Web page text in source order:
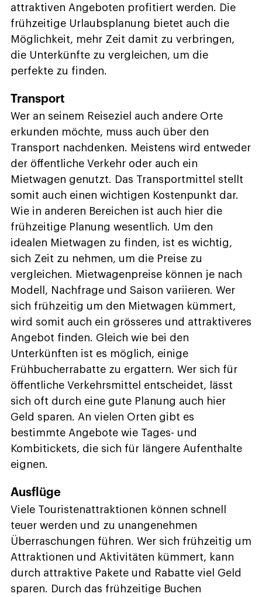
attraktiven Angeboten profitiert werden. Die
frühzeitige Urlaubsplanung bietet auch die
Möglichkeit, mehr Zeit damit zu verbringen,
die Unterkünfte zu vergleichen, um die
perfekte zu finden.
Transport
Wer an seinem Reiseziel auch andere Orte
erkunden möchte, muss auch über den
Transport nachdenken. Meistens wird entweder
der öffentliche Verkehr oder auch ein
Mietwagen genutzt. Das Transportmittel stellt
somit auch einen wichtigen Kostenpunkt dar.
Wie in anderen Bereichen ist auch hier die
frühzeitige Planung wesentlich. Um den
idealen Mietwagen zu finden, ist es wichtig,
sich Zeit zu nehmen, um die Preise zu
vergleichen. Mietwagenpreise können je nach
Modell, Nachfrage und Saison variieren. Wer
sich frühzeitig um den Mietwagen kümmert,
wird somit auch ein grösseres und attraktiveres
Angebot finden. Gleich wie bei den
Unterkünften ist es möglich, einige
Frühbucherrabatte zu ergattern. Wer sich für
öffentliche Verkehrsmittel entscheidet, lässt
sich oft durch eine gute Planung auch hier
Geld sparen. An vielen Orten gibt es
bestimmte Angebote wie Tages- und
Kombitickets, die sich für längere Aufenthalte
eignen.
Ausflüge
Viele Touristenattraktionen können schnell
teuer werden und zu unangenehmen
Überraschungen führen. Wer sich frühzeitig um
Attraktionen und Aktivitäten kümmert, kann
durch attraktive Pakete und Rabatte viel Geld
sparen. Durch das frühzeitige Buchen